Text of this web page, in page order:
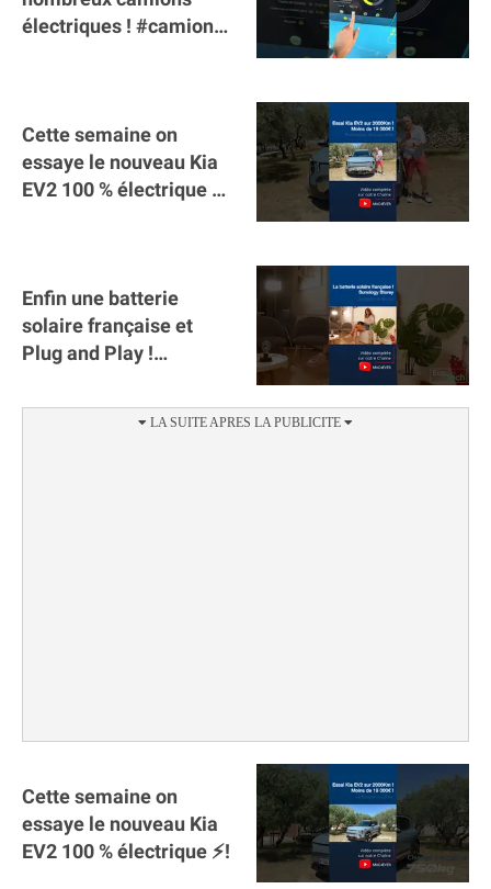
électriques ! #camion
Cette semaine on
essaye le nouveau Kia
EV2 100 % électrique ⚡️!
Enfin une batterie
solaire française et
Plug and Play !
#batterie @gosunology
Cette semaine on
essaye le nouveau Kia
EV2 100 % électrique ⚡️!